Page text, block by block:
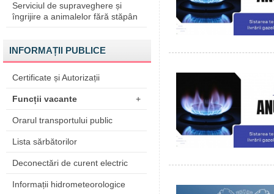
Serviciul de supraveghere și
îngrijire a animalelor fără stăpân
INFORMAȚII PUBLICE
Certificate și Autorizații
Funcții vacante +
Orarul transportului public
Lista sărbătorilor
Deconectări de curent electric
Informații hidrometeorologice